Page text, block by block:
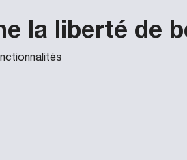
la liberté de